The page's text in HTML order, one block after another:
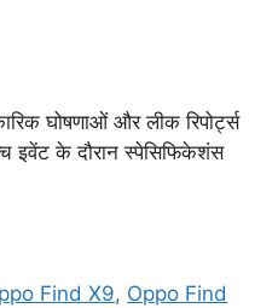
घोषणाओं और लीक रिपोर्ट्स
इवेंट के दौरान स्पेसिफिकेशंस
Find X9, Oppo Find